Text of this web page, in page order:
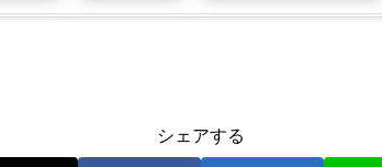
シェアする